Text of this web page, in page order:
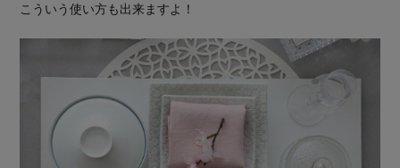
こういう使い方も出来ますよ！